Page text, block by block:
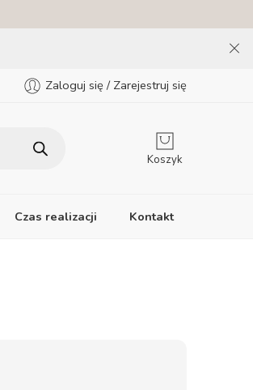
Zaloguj się / Zarejestruj się
Koszyk
Czas realizacji Kontakt